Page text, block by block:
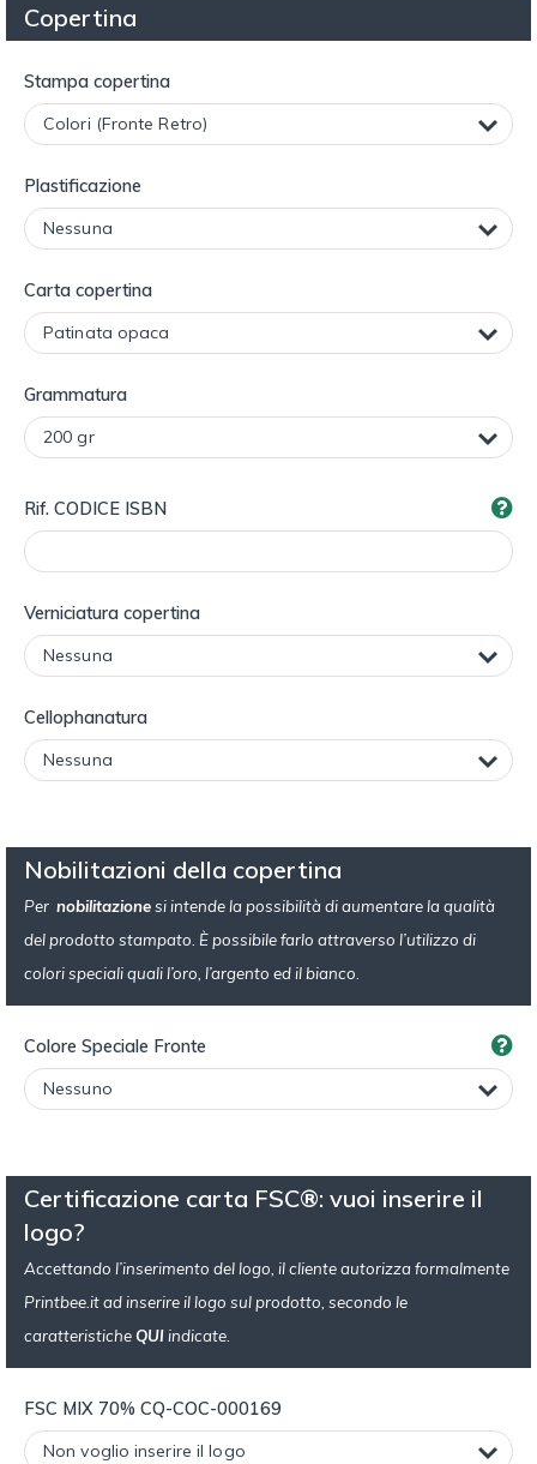
Copertina
Stampa copertina
Plastificazione
Carta copertina
Grammatura
Rif. CODICE ISBN
Verniciatura copertina
Cellophanatura
Nobilitazioni della copertina
Per nobilitazionesi intende la possibilità di aumentare la qualità
del prodotto stampato. È possibile farlo attraverso l’utilizzo di
colori speciali quali l’oro, l’argento ed il bianco.
Colore Speciale Fronte
Certificazione carta FSC®: vuoi inserire il
logo?
Accettando l’inserimento del logo, il cliente autorizza formalmente
Printbee.it ad inserire il logo sul prodotto, secondo le
caratteristicheQUI indicate.
FSC MIX 70% CQ-COC-000169